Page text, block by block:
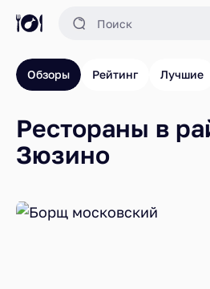
Обзоры Рейтинг Лучшие
Рестораны в
Зюзино